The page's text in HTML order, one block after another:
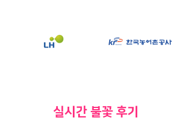
​실시간 불꽃 후기